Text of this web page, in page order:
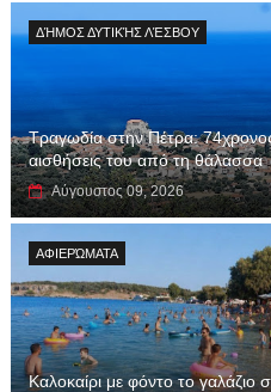
ΔΉΜΟΣ ΔΥΤΙΚΉΣ ΛΈΣΒΟΥ
Τραγωδία στην Πέτρα:
αισθήσεις του από τη θάλασσα
Αύγουστος 09, 2026
ΑΦΙΕΡΏΜΑΤΑ
Καλοκαίρι με φόντο το